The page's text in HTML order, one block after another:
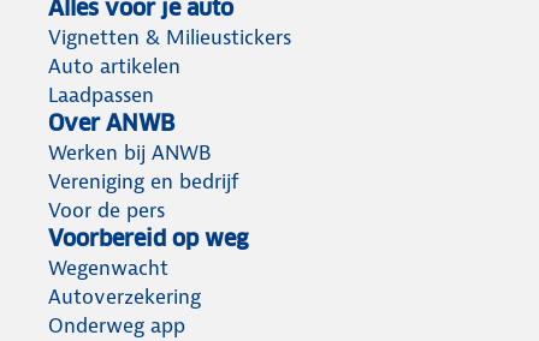
Alles voor je auto
Vignetten & Milieustickers
Auto artikelen
Laadpassen
Over ANWB
Werken bij ANWB
Vereniging en bedrijf
Voor de pers
Voorbereid op weg
Wegenwacht
Autoverzekering
Onderweg app